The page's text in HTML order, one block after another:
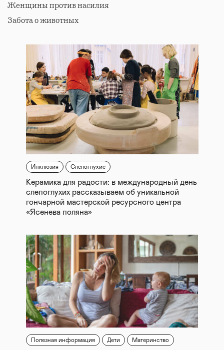
Женщины против насилия
Забота о животных
Инклюзия Слепоглухие
Керамика для радости: в международный день
слепоглухих рассказываем об уникальной
гончарной мастерской ресурсного центра
«Ясенева поляна»
Полезная информация Дети Материнство